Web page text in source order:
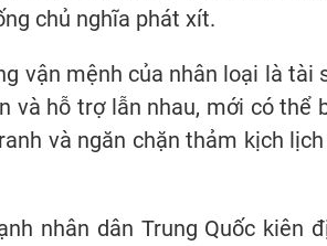
chủ nghĩa phát xít.
vận mệnh của nhân loại là tài
và hỗ trợ lẫn nhau, mới có thể
và ngăn chặn thảm kịch
nhân dân Trung Quốc kiên